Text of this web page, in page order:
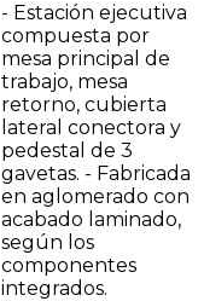
- Estación ejecutiva
compuesta por
mesa principal de
trabajo, mesa
retorno, cubierta
lateral conectora y
pedestal de 3
gavetas. - Fabricada
en aglomerado con
acabado laminado,
según los
componentes
integrados.